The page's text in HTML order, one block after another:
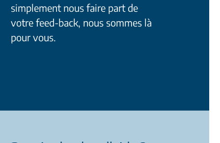
simplement nous faire part de
votre feed-back, nous sommes là
pour vous.